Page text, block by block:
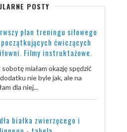
POSTY
plan treningu siłowego
ćwiczących
Filmy instruktażowe.
miałam okazję spędzić
nie byle jak, ale na
dla niej...
białka zwierzęcego i